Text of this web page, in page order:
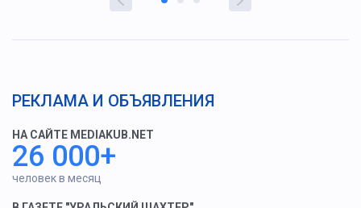
РЕКЛАМА И ОБЪЯВЛЕНИЯ
НА САЙТЕ MEDIAKUB.NET
26 000+
человек в месяц